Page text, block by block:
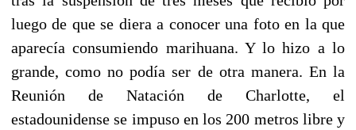
luego de que se diera a conocer una foto en la que
aparecía consumiendo marihuana. Y lo hizo a lo
grande, como no podía ser de otra manera. En la
Reunión de Natación de Charlotte, el
estadounidense se impuso en los 200 metros libre y